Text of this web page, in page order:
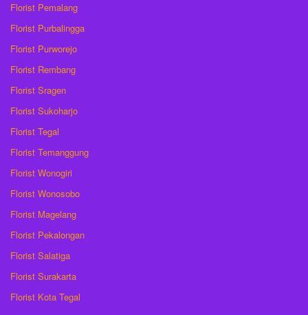
Florist Pemalang
Florist Purbalingga
Florist Purworejo
Florist Rembang
Florist Sragen
Florist Sukoharjo
Florist Tegal
Florist Temanggung
Florist Wonogiri
Florist Wonosobo
Florist Magelang
Florist Pekalongan
Florist Salatiga
Florist Surakarta
Florist Kota Tegal